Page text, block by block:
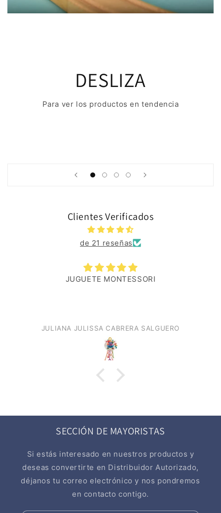
DESLIZA
Para ver los productos en tendencia
Clientes Verificados
de 21 reseñas
JUGUETE MONTESSORI
JULIANA JULISSA CABRERA SALGUERO
SECCIÓN DE MAYORISTAS
Si estás interesado en nuestros productos y
deseas convertirte en Distribuidor Autorizado,
déjanos tu correo electrónico y nos pondremos
en contacto contigo.